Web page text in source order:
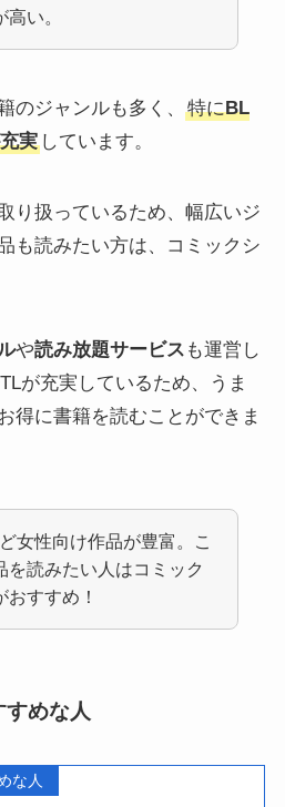
い。
のジャンルも多く、 特にBL
実しています。
り扱っているため、幅広いジ
も読みたい方は、コミックシ
や読み放題サービス も運営し
が充実しているため、うま
得に書籍を読むことができま
女性向け作品が豊富。こ
を読みたい人はコミック
おすすめ！
めな人
な人